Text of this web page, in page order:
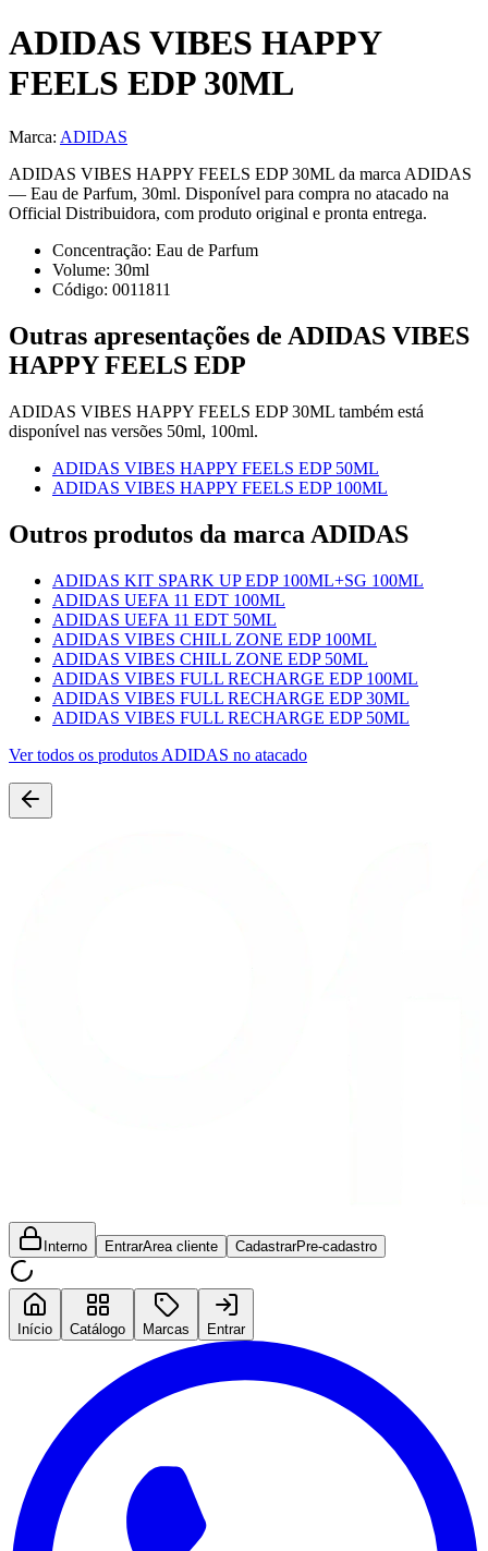
ADIDAS VIBES HAPPY
FEELS EDP 30ML
Marca: ADIDAS
ADIDAS VIBES HAPPY FEELS EDP 30ML da marca ADIDAS
— Eau de Parfum, 30ml. Disponível para compra no atacado na
Official Distribuidora, com produto original e pronta entrega.
Concentração: Eau de Parfum
Volume: 30ml
Código: 0011811
Outras apresentações de ADIDAS VIBES
HAPPY FEELS EDP
ADIDAS VIBES HAPPY FEELS EDP 30ML também está
disponível nas versões 50ml, 100ml.
ADIDAS VIBES HAPPY FEELS EDP 50ML
ADIDAS VIBES HAPPY FEELS EDP 100ML
Outros produtos da marca ADIDAS
ADIDAS KIT SPARK UP EDP 100ML+SG 100ML
ADIDAS UEFA 11 EDT 100ML
ADIDAS UEFA 11 EDT 50ML
ADIDAS VIBES CHILL ZONE EDP 100ML
ADIDAS VIBES CHILL ZONE EDP 50ML
ADIDAS VIBES FULL RECHARGE EDP 100ML
ADIDAS VIBES FULL RECHARGE EDP 30ML
ADIDAS VIBES FULL RECHARGE EDP 50ML
Ver todos os produtos ADIDAS no atacado
Interno EntrarArea cliente CadastrarPre-cadastro
Início Catálogo Marcas Entrar